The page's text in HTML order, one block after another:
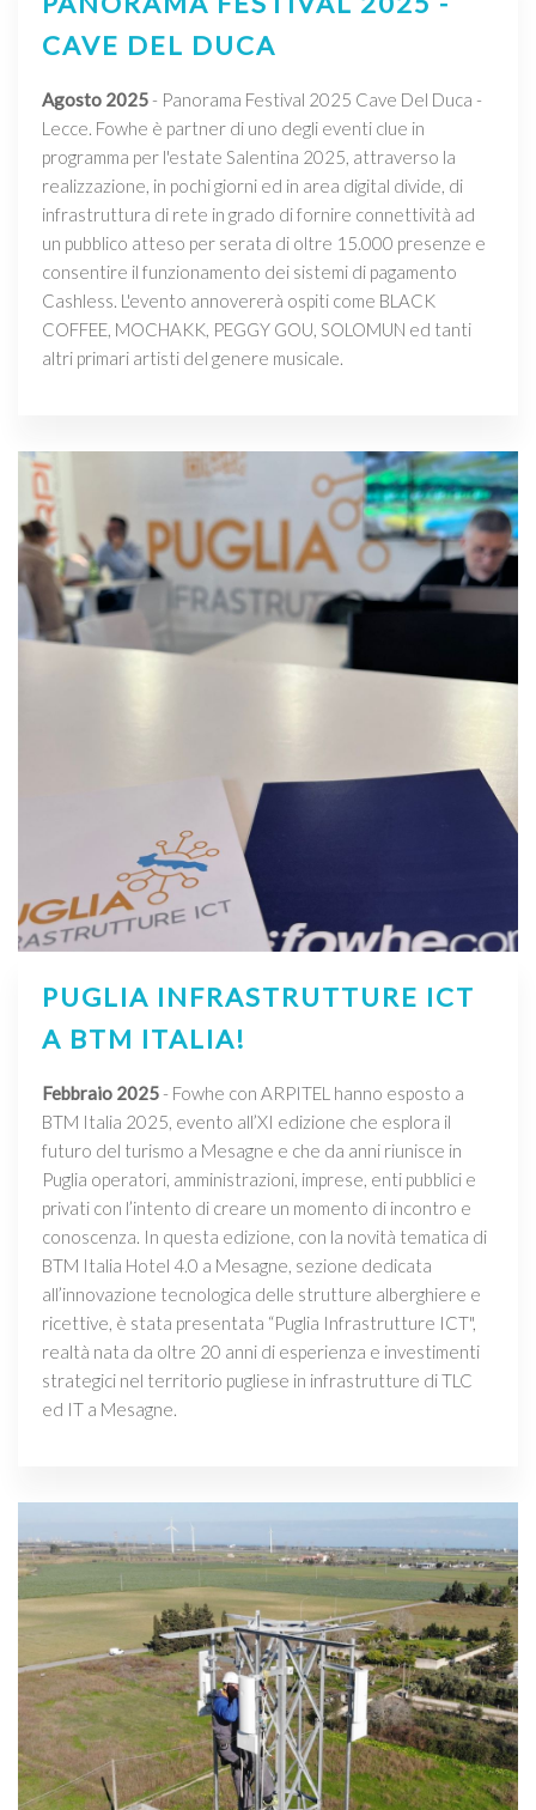
CAVE DEL DUCA
Agosto 2025- Panorama Festival 2025 Cave Del Duca -
Lecce. Fowhe è partner di uno degli eventi clue in
programma per l'estate Salentina 2025, attraverso la
realizzazione, in pochi giorni ed in area digital divide, di
infrastruttura di rete in grado di fornire connettività ad
un pubblico atteso per serata di oltre 15.000 presenze e
consentire il funzionamento dei sistemi di pagamento
Cashless. L'evento annovererà ospiti come BLACK
COFFEE, MOCHAKK, PEGGY GOU, SOLOMUN ed tanti
altri primari artisti del genere musicale.
PUGLIA INFRASTRUTTURE ICT
A BTM ITALIA!
Febbraio 2025- Fowhe con ARPITEL hanno esposto a
BTM Italia 2025, evento all’XI edizione che esplora il
futuro del turismo a Mesagne e che da anni riunisce in
Puglia operatori, amministrazioni, imprese, enti pubblici e
privati con l’intento di creare un momento di incontro e
conoscenza. In questa edizione, con la novità tematica di
BTM Italia Hotel 4.0 a Mesagne, sezione dedicata
all’innovazione tecnologica delle strutture alberghiere e
ricettive, è stata presentata “Puglia Infrastrutture ICT",
realtà nata da oltre 20 anni di esperienza e investimenti
strategici nel territorio pugliese in infrastrutture di TLC
ed IT a Mesagne.